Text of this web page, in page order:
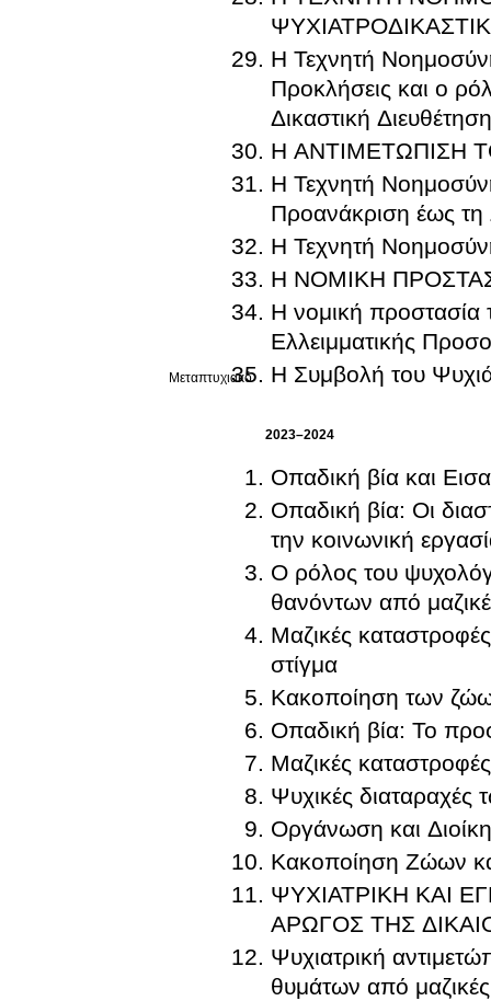
Μεταπτυχιακό
Η Τεχνητή
Προκλήσεις και ο
Δικαστική Διευθέτηση
Η ΑΝΤΙΜΕΤΩΠΙΣΗ
Η Τεχνητή
Η Τεχνητή
Η ΝΟΜΙΚΗ
Η νομική
Ελλειμματικής
Η Συμβολή του
2023–2024
Οπαδική βία και
Οπαδική βία: Οι
την κοινωνική
Ο ρόλος του
θανόντων από
Μαζικές καταστροφές: Επιπτώσεις στην ψυχική υγεία των
στίγμα
Κακοποίηση των
Οπαδική βία: Το
Μαζικές
Ψυχικές
Οργάνωση και
Κακοποίηση Ζώων
ΨΥΧΙΑΤΡΙΚΗ ΚΑΙ
ΑΡΩΓΟΣ ΤΗΣ
Ψυχιατρική
θυμάτων από